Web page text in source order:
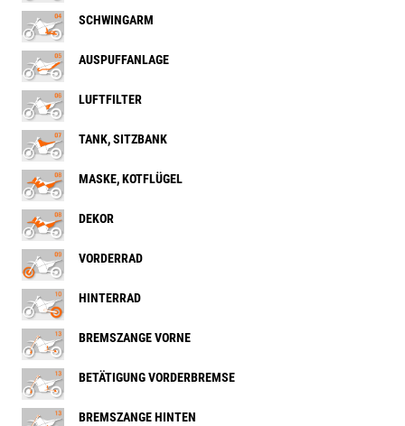
SCHWINGARM
AUSPUFFANLAGE
LUFTFILTER
TANK, SITZBANK
MASKE, KOTFLÜGEL
DEKOR
VORDERRAD
HINTERRAD
BREMSZANGE VORNE
BETÄTIGUNG VORDERBREMSE
BREMSZANGE HINTEN